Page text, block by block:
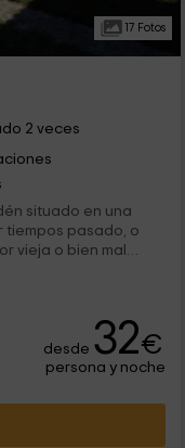
17 Fotos
2 veces
situado en una
tiempos pasado, o
vieja o bien mal
todo
de la
esa pareja de
Casa Rural,ya
que son, los dueños
con atenciones y
los fantásticos
desde 32€
persona y noche